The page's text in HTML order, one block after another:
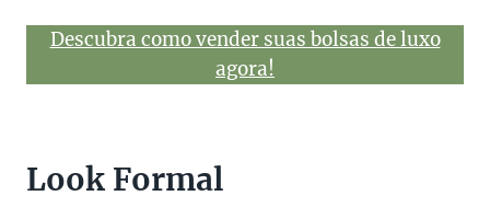
Descubra como vender suas bolsas de luxo
agora!
Look Formal